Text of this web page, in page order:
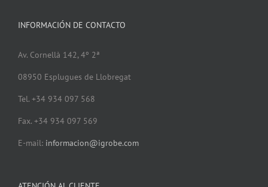
INFORMACIÓN DE CONTACTO
Av. Cornellà 142, 4º 2ª
08950 Esplugues de Llobregat
Tel. +34 934 097 568
Fax. +34 934 097 569
E-mail: informacion@igrobe.com